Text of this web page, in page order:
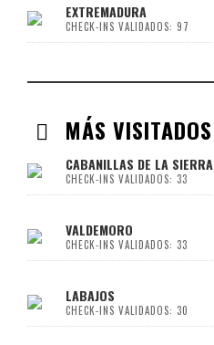
EXTREMADURA
CHECK-INS VALIDADOS: 97
MÁS VISITADOS
CABANILLAS DE LA SIERRA
CHECK-INS VALIDADOS: 33
VALDEMORO
CHECK-INS VALIDADOS: 33
LABAJOS
CHECK-INS VALIDADOS: 30